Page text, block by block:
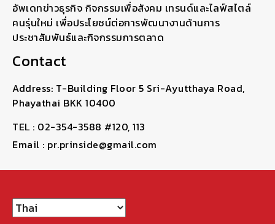
อัพเดทข่าวธุรกิจ กิจกรรมเพื่อสังคม เทรนด์และไลฟ์สไตล์
คนรุ่นใหม่ เพื่อประโยชน์ต่อการพัฒนางานด้านการ
ประชาสัมพันธ์และกิจกรรมการตลาด
Contact
Address: T-Building Floor 5 Sri-Ayutthaya Road,
Phayathai BKK 10400
TEL : 02-354-3588 #120, 113
Email : pr.prinside@gmail.com